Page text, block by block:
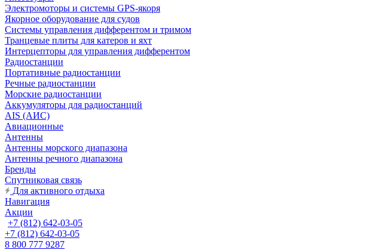
Электромоторы и системы GPS-якоря
Якорное оборудование для судов
Системы управления дифферентом и тримом
Транцевые плиты для катеров и яхт
Интерцепторы для управления дифферентом
Радиостанции
Портативные радиостанции
Речные радиостанции
Морские радиостанции
Аккумуляторы для радиостанций
AIS (АИС)
Авиационные
Антенны
Антенны морского диапазона
Антенны речного диапазона
Бренды
Спутниковая связь
Для активного отдыха
Навигация
Акции
+7 (812) 642-03-05
+7 (812) 642-03-05
8 800 777 9287